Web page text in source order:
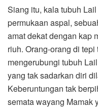
Siang itu, kala tubuh
permukaan aspal,
amat dekat dengan kap
riuh. Orang-orang di
mengerubungi tubuh
yang tak sadarkan diri
Keberuntungan tak
semata wayang Mamak